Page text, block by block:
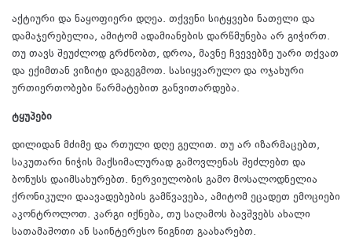
აქტიური და ნაყოფიერი დღეა. თქვენი სიტყვები ნათელი და
დამაჯერებელია, ამიტომ ადამიანების დარწმუნება არ გიჭირთ.
თუ თავს შეუძლოდ გრძნობთ, დროა, მავნე ჩვევებზე უარი თქვათ
და ექიმთან ვიზიტი დაგეგმოთ. სასიყვარულო და ოჯახური
ურთიერთობები წარმატებით განვითარდება.
ტყუპები
დილიდან მძიმე და რთული დღე გელით. თუ არ იზარმაცებთ,
საკუთარი ნიჭის მაქსიმალურად გამოვლენას შეძლებთ და
ბონუსს დაიმსახურებთ. ნერვიულობის გამო მოსალოდნელია
ქრონიკული დაავადებების გამწვავება, ამიტომ ეცადეთ ემოციები
აკონტროლოთ. კარგი იქნება, თუ საღამოს ბავშვებს ახალი
სათამაშოთი ან საინტერესო წიგნით გაახარებთ.